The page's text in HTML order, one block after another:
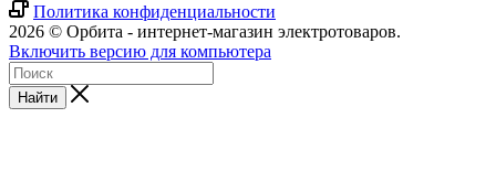
Политика конфиденциальности
2026 © Орбита - интернет-магазин электротоваров.
Включить версию для компьютера
Найти